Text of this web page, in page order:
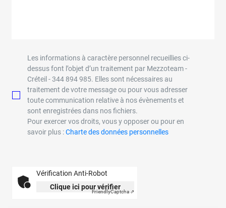
Les informations à caractère personnel recueillies ci-
dessus font l’objet d’un traitement par Mezzoteam -
Créteil - 344 894 985. Elles sont nécessaires au
traitement de votre message ou pour vous adresser
toute communication relative à nos évènements et
sont enregistrées dans nos fichiers.
Pour exercer vos droits, vous y opposer ou pour en
savoir plus :Charte des données personnelles
Vérification Anti-Robot
Clique ici pour vérifier
FriendlyCaptcha ⇗